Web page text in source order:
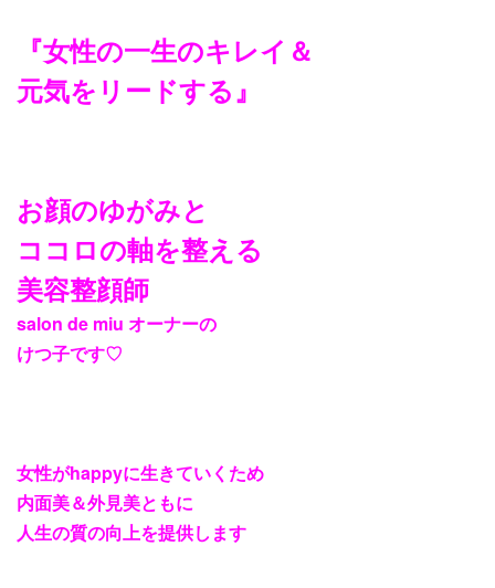
『女性の一生のキレイ＆
元気をリードする』
お顔のゆがみと
ココロの軸を整える
美容整顔師
salon de miu オーナーの
けつ子です♡
女性がhappyに生きていくため
内面美＆外見美ともに
人生の質の向上を提供します